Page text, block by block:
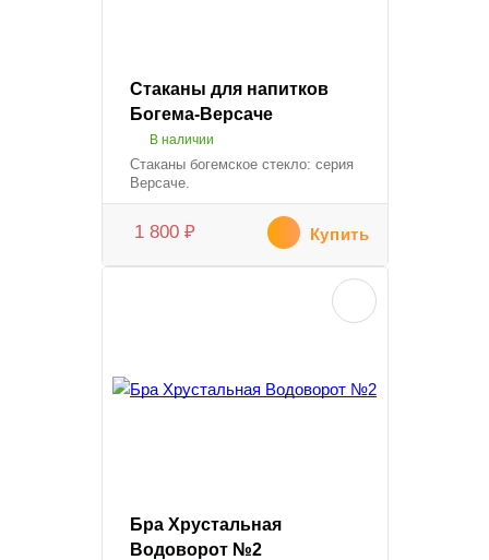
Стаканы для напитков
Богема-Версаче
В наличии
Стаканы богемское стекло: серия
Версаче.
1 800 ₽ Купить
Бра Хрустальная
Водоворот №2